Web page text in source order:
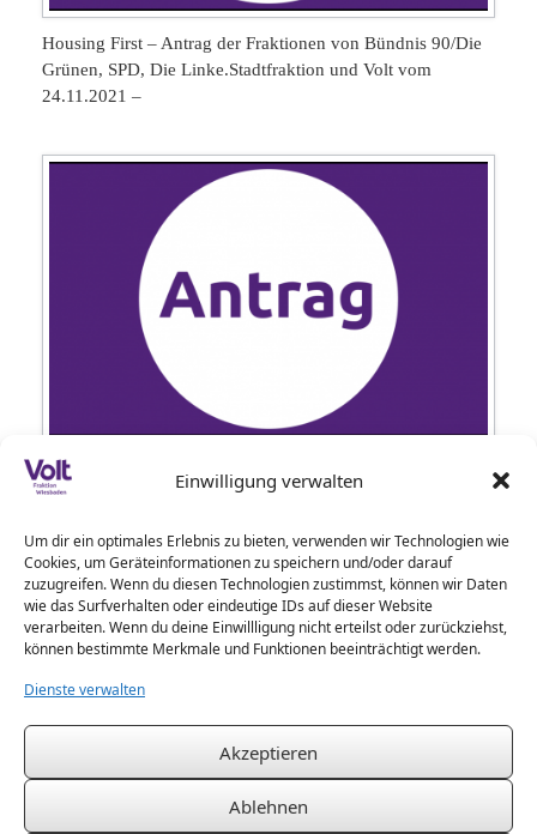
Einwilligung verwalten
Um dir ein optimales Erlebnis zu bieten, verwenden wir Technologien wie
Cookies, um Geräteinformationen zu speichern und/oder darauf
zuzugreifen. Wenn du diesen Technologien zustimmst, können wir Daten
wie das Surfverhalten oder eindeutige IDs auf dieser Website
verarbeiten. Wenn du deine Einwillligung nicht erteilst oder zurückziehst,
können bestimmte Merkmale und Funktionen beeinträchtigt werden.
Dienste verwalten
Akzeptieren
Ablehnen
Housing First – Antrag der Fraktionen von Bündnis 90/Die
Grünen, SPD, Die Linke.Stadtfraktion und Volt vom
24.11.2021 –
Gesamtkonzept zur Digitalisierung der Stadt Wiesbaden –
Antrag der Fraktionen Bündnis 90/Die Grünen, SPD, Die
Beitragsnavigation
« Zurück 2 3 4 5 7
10
Weiter »